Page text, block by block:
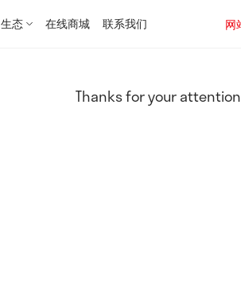
生态 在线商城 联系我们
网
Thanks for your